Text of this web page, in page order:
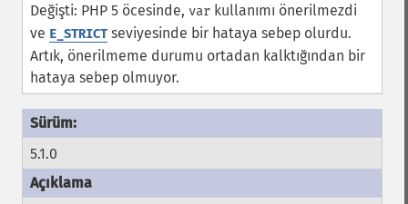
Değişti: PHP 5 öcesinde, var kullanımı önerilmezdi
ve E_STRICT seviyesinde bir hataya sebep olurdu.
Artık, önerilmeme durumu ortadan kalktığından bir
hataya sebep olmuyor.
5.1.0